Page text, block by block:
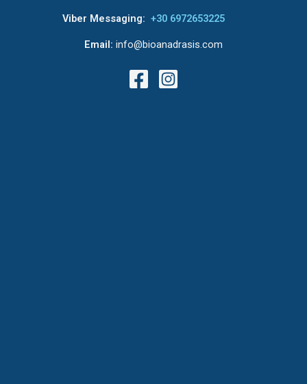
Viber Messaging: +30 6972653225
Email: info@bioanadrasis.com